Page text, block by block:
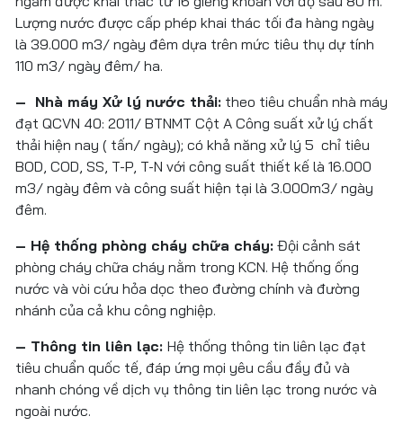
DỊCH VỤ TƯ VẤN ĐẦU TƯ
VẤN HOÀN THIỆN PHÁP LÝ DỰ ÁN XÂY DỰNG
DỊCH VỤ TƯ VẤN THIẾT KẾ DỰ ÁN
NĂNG LỰC SẢN XUẤT KẾT CẤU THÉP
NĂNG LỰC SẢN XUẤT CONTAINER
Lượng nước được cấp phép khai thác tối đa hàng ngày
là 39.000 m3/ ngày đêm dựa trên mức tiêu thụ dự tính
110 m3/ ngày đêm/ ha.
– Nhà máy Xử lý nước thải: theo tiêu chuẩn nhà máy
đạt QCVN 40: 2011/ BTNMT Cột A Công suất xử lý chất
thải hiện nay ( tấn/ ngày); có khả năng xử lý 5 chỉ tiêu
BOD, COD, SS, T-P, T-N với công suất thiết kế là 16.000
m3/ ngày đêm và công suất hiện tại là 3.000m3/ ngày
đêm.
– Hệ thống phòng cháy chữa cháy: Đội cảnh sát
phòng cháy chữa cháy nằm trong KCN. Hệ thống ống
nước và vòi cứu hỏa dọc theo đường chính và đường
nhánh của cả khu công nghiệp.
– Thông tin liên lạc: Hệ thống thông tin liên lạc đạt
tiêu chuẩn quốc tế, đáp ứng mọi yêu cầu đầy đủ và
nhanh chóng về dịch vụ thông tin liên lạc trong nước và
ngoài nước.